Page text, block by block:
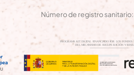
Número de registro sanitario: